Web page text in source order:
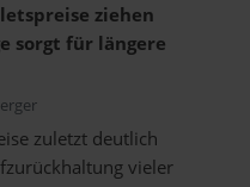
ziehen
sorgt für längere
zuletzt deutlich
vieler